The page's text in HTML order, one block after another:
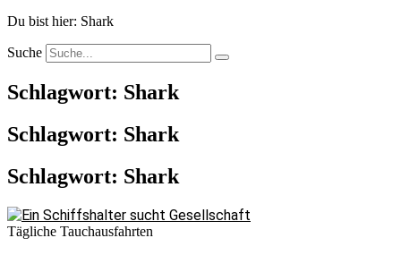
Du bist hier: Shark
Suche
Schlagwort: Shark
Schlagwort: Shark
Schlagwort: Shark
Tägliche Tauchausfahrten